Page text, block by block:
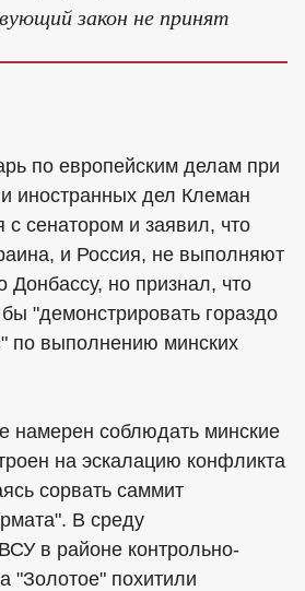
закон не принят
по европейским делам при
иностранных дел Клеман
с сенатором и заявил, что
и Россия, не выполняют
Донбассу, но признал, что
"демонстрировать гораздо
по выполнению минских
намерен соблюдать минские
на эскалацию конфликта
сорвать саммит
В среду
в районе контрольно-
"Золотое" похитили